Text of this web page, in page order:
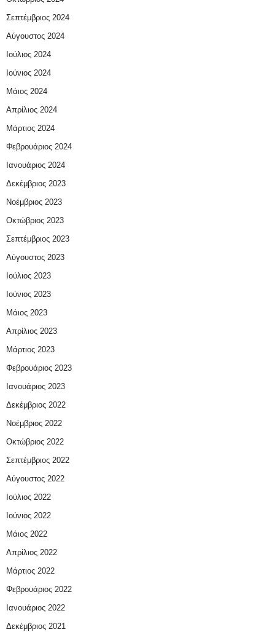
Σεπτέμβριος 2024
Αύγουστος 2024
Ιούλιος 2024
Ιούνιος 2024
Μάιος 2024
Απρίλιος 2024
Μάρτιος 2024
Φεβρουάριος 2024
Ιανουάριος 2024
Δεκέμβριος 2023
Νοέμβριος 2023
Οκτώβριος 2023
Σεπτέμβριος 2023
Αύγουστος 2023
Ιούλιος 2023
Ιούνιος 2023
Μάιος 2023
Απρίλιος 2023
Μάρτιος 2023
Φεβρουάριος 2023
Ιανουάριος 2023
Δεκέμβριος 2022
Νοέμβριος 2022
Οκτώβριος 2022
Σεπτέμβριος 2022
Αύγουστος 2022
Ιούλιος 2022
Ιούνιος 2022
Μάιος 2022
Απρίλιος 2022
Μάρτιος 2022
Φεβρουάριος 2022
Ιανουάριος 2022
Δεκέμβριος 2021